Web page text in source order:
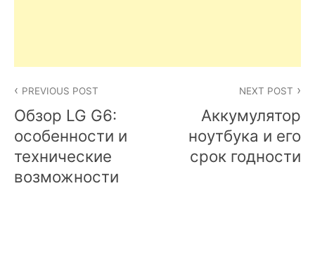
navigation
PREVIOUS POST
Обзор LG G6:
особенности и
технические
возможности
NEXT POST
Аккумулятор
ноутбука и его
срок годности